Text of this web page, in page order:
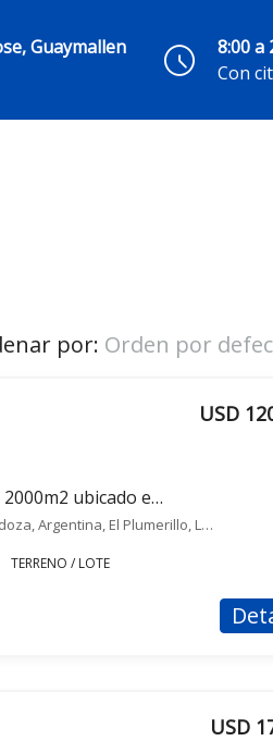
Guaymallen
8:00 a
Con
por: Orden por
Terreno / Lote en venta de 2000m2 ubicado en El Plumerillo
USD
Barrionuevo 238, Las Heras, Mendoza, Argentina, El Plumerillo, Las Heras
TERRENO / LOTE
USD